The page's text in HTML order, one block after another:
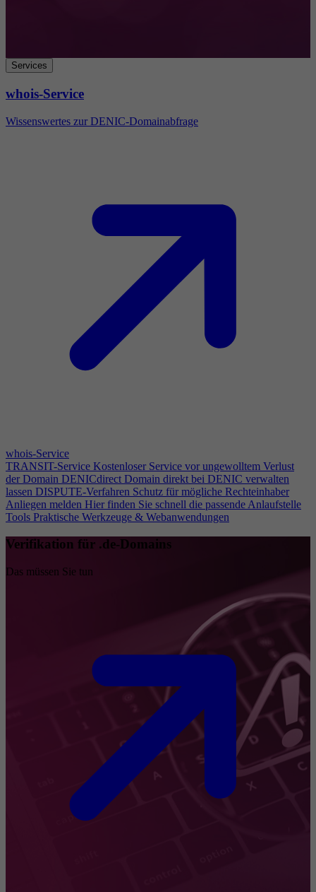
Services
whois-Service
Wissenswertes zur DENIC-Domainabfrage
whois-Service
TRANSIT-Service Kostenloser Service vor ungewolltem Verlust
der Domain DENICdirect Domain direkt bei DENIC verwalten
lassen DISPUTE-Verfahren Schutz für mögliche Rechteinhaber
Anliegen melden Hier finden Sie schnell die passende Anlaufstelle
Tools Praktische Werkzeuge & Webanwendungen
Verifikation für .de-Domains
Das müssen Sie tun